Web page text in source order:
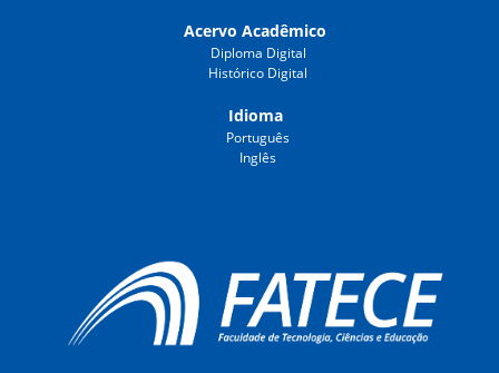
Acervo Acadêmico
Diploma Digital
Histórico Digital
Idioma
Português
Inglês